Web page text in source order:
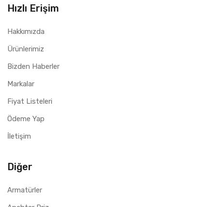
Hızlı Erişim
Hakkımızda
Ürünlerimiz
Bizden Haberler
Markalar
Fiyat Listeleri
Ödeme Yap
İletişim
Diğer
Armatürler